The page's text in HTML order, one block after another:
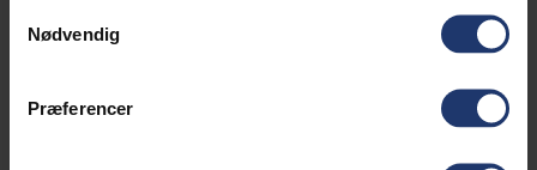
Nødvendig
Præferencer